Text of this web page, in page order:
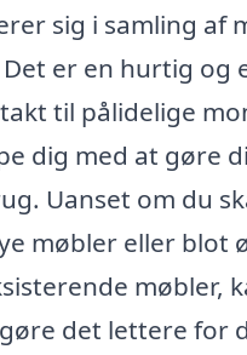
sig i samling af
Det er en hurtig og
til pålidelige
dig med at gøre
Uanset om du
møbler eller blot
møbler,
det lettere for